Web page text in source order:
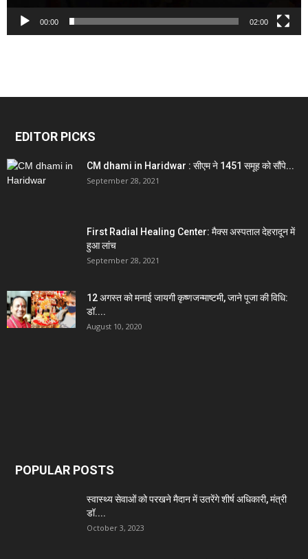
00:00 02:00
EDITOR PICKS
CM dhami in Haridwar : सीएम ने 1451 समूह को सौंपे...
September 28, 2021
First Radial Healing Center: मैक्स अस्पताल देहरादून में
हुआ लांच
September 28, 2021
12 अगस्त को मनाई जायगी कृष्णजन्माष्टमी, जाने पूजा की विधि:
डॉ....
August 10, 2020
POPULAR POSTS
स्वास्थ्य सेवाओं को परखने मैदान में उतरेंगे शीर्ष अधिकारी, मंत्री
डॉ....
October 3, 2023